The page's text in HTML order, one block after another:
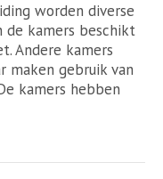
worden diverse
de kamers beschikt
Andere kamers
maken gebruik van
kamers hebben